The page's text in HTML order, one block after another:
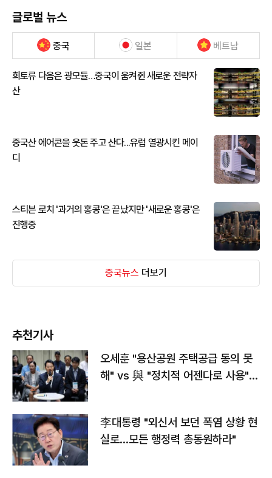
글로벌 뉴스
중국 일본 베트남
희토류 다음은 광모듈…중국이 움켜쥔 새로운 전략자
산
중국산 에어콘을 웃돈 주고 산다...유럽 열광시킨 메이
디
스티븐 로치 '과거의 홍콩'은 끝났지만 '새로운 홍콩'은
진행중
중국뉴스 더보기
추천기사
오세훈 "용산공원 주택공급 동의 못
해" vs 與 "정치적 어젠다로 사용"
李대통령 "외신서 보던 폭염 상황 현
실로…모든 행정력 총동원하라"